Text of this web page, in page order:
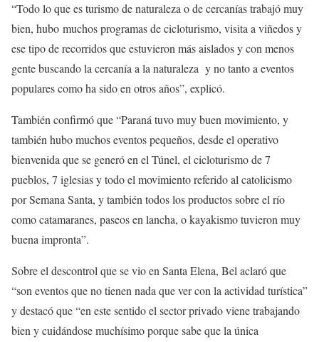
“Todo lo que es turismo de naturaleza o de cercanías trabajó muy
bien, hubo muchos programas de cicloturismo, visita a viñedos y
ese tipo de recorridos que estuvieron más aislados y con menos
gente buscando la cercanía a la naturaleza y no tanto a eventos
populares como ha sido en otros años”, explicó.
También confirmó que “Paraná tuvo muy buen movimiento, y
también hubo muchos eventos pequeños, desde el operativo
bienvenida que se generó en el Túnel, el cicloturismo de 7
pueblos, 7 iglesias y todo el movimiento referido al catolicismo
por Semana Santa, y también todos los productos sobre el río
como catamaranes, paseos en lancha, o kayakismo tuvieron muy
buena impronta”.
Sobre el descontrol que se vio en Santa Elena, Bel aclaró que
“son eventos que no tienen nada que ver con la actividad turística”
y destacó que “en este sentido el sector privado viene trabajando
bien y cuidándose muchísimo porque sabe que la única